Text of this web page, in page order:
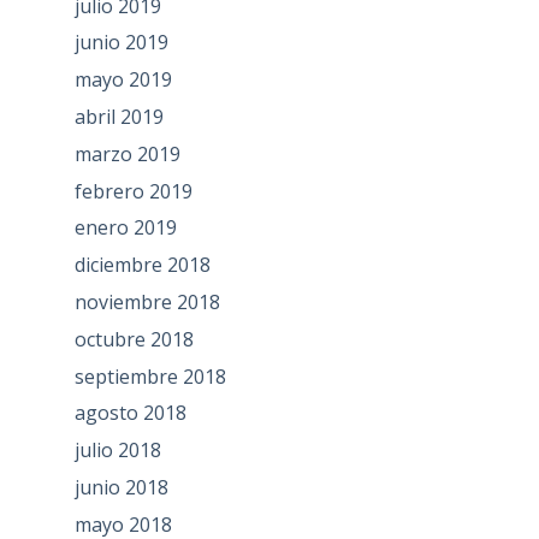
julio 2019
junio 2019
mayo 2019
abril 2019
marzo 2019
febrero 2019
enero 2019
diciembre 2018
noviembre 2018
octubre 2018
septiembre 2018
agosto 2018
julio 2018
junio 2018
mayo 2018